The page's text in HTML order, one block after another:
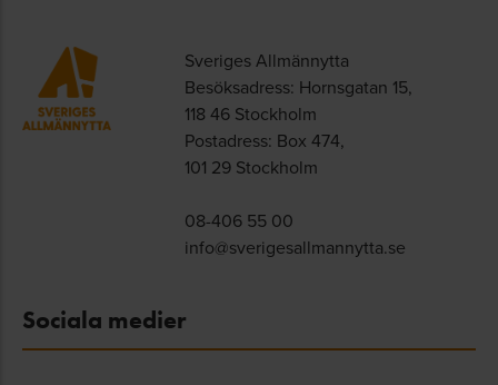
Sveriges Allmännytta
Besöksadress: Hornsgatan 15,
118 46 Stockholm
Postadress: Box 474,
101 29 Stockholm
08-406 55 00
info@sverigesallmannytta.se
Sociala medier